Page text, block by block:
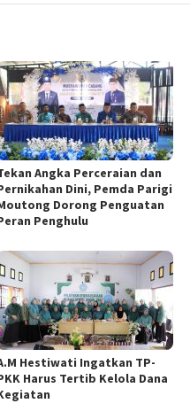
Angka Perceraian dan
Dini, Pemda Parigi
Dorong Penguatan
Penghulu
Hestiwati Ingatkan TP-
Harus Tertib Kelola Dana